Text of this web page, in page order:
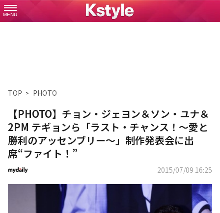
MENU
TOP PHOTO
【PHOTO】チョン・ジェヨン＆ソン・ユナ＆
2PM テギョンら「ラスト・チャンス！～愛と
勝利のアッセンブリー～」制作発表会に出
席“ファイト！”
2015/07/09 16:25